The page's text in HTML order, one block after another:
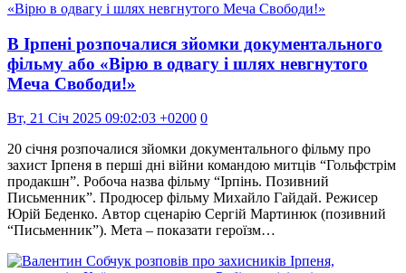
В Ірпені розпочалися зйомки документального
фільму або «Вірю в одвагу і шлях невгнутого
Меча Свободи!»
Вт, 21 Січ 2025 09:02:03 +0200 0
20 січня розпочалися зйомки документального фільму про
захист Ірпеня в перші дні війни командою митців “Гольфстрім
продакшн”. Робоча назва фільму “Ірпінь. Позивний
Письменник”. Продюсер фільму Михайло Гайдай. Режисер
Юрій Беденко. Автор сценарію Сергій Мартинюк (позивний
“Письменник”). Мета – показати героїзм…